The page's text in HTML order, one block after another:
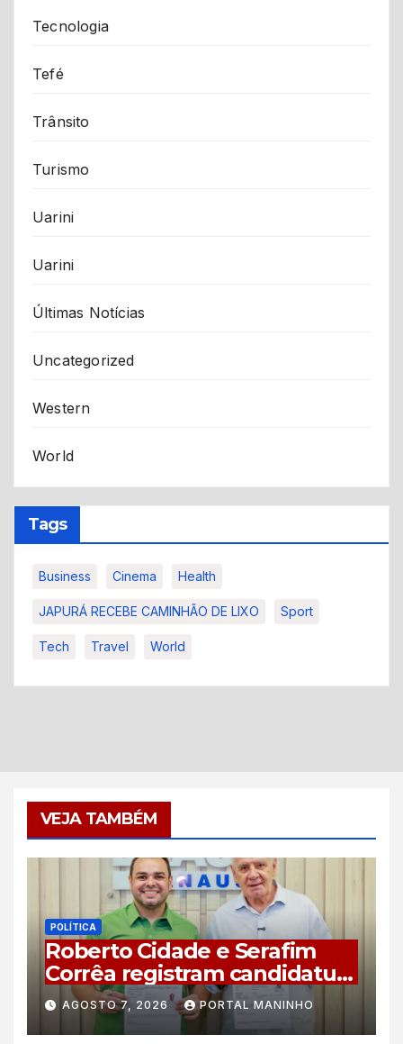
Tecnologia
Tefé
Trânsito
Turismo
Uarini
Uarini
Últimas Notícias
Uncategorized
Western
World
Tags
Business Cinema Health
JAPURÁ RECEBE CAMINHÃO DE LIXO Sport
Tech Travel World
VEJA TAMBÉM
POLÍTICA
Roberto Cidade e Serafim
Corrêa registram candidatura
à reeleição no TRE-AM com
plano de 44 compromissos
AGOSTO 7, 2026 PORTAL MANINHO